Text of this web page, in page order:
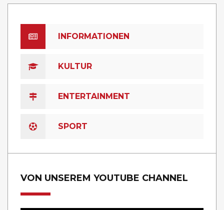
INFORMATIONEN
KULTUR
ENTERTAINMENT
SPORT
VON UNSEREM YOUTUBE CHANNEL